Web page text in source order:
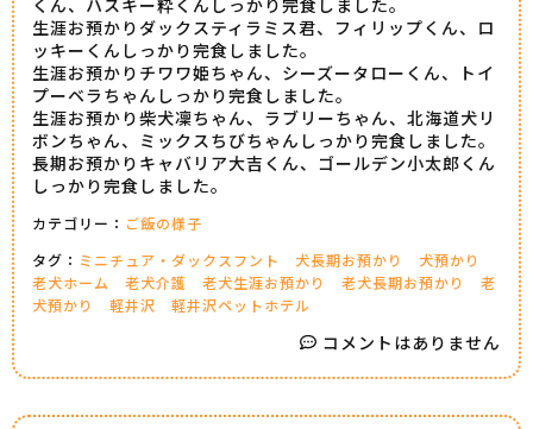
生涯お預かりダックスティラミス君、フィリップくん、ロ
ッキーくんしっかり完食しました。
生涯お預かりチワワ姫ちゃん、シーズータローくん、トイ
プーベラちゃんしっかり完食しました。
生涯お預かり柴犬凜ちゃん、ラブリーちゃん、北海道犬リ
ボンちゃん、ミックスちびちゃんしっかり完食しました。
長期お預かりキャバリア大吉くん、ゴールデン小太郎くん
しっかり完食しました。
カテゴリー： ご飯の様子
タグ： ミニチュア・ダックスフント 犬長期お預かり
犬預かり
老犬ホーム
老犬介護 老犬生涯お預かり 老犬長期お預かり
老
犬預かり
軽井沢 軽井沢ペットホテル
コメントはありません